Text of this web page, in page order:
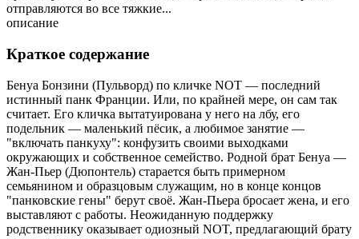
отправляются во все тяжкие...
описание
Краткое содержание
Бенуа Бонзини (Пульворд) по кличке NOT — последний
истинный панк Франции. Или, по крайней мере, он сам так
считает. Его кличка вытатуирована у него на лбу, его
подельник — маленький пёсик, а любимое занятие —
"включать панкуху": конфузить своими выходками
окружающих и собственное семейство. Родной брат Бенуа —
Жан-Пьер (Дюпонтель) старается быть примерном
семьянином и образцовым служащим, но в конце концов
"панковские гены" берут своё. Жан-Пьера бросает жена, и его
выставляют с работы. Неожиданную поддержку
родственнику оказывает одиозный NOT, предлагающий брату